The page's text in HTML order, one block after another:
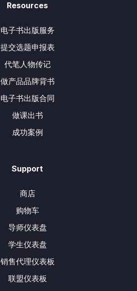
Resources
电子书出版服务
提交选题申报表
代笔人物传记
做产品品牌背书
电子书出版合同
做课出书
成功案例
Support
商店
购物车
导师仪表盘
学生仪表盘
销售代理仪表板
联盟仪表板